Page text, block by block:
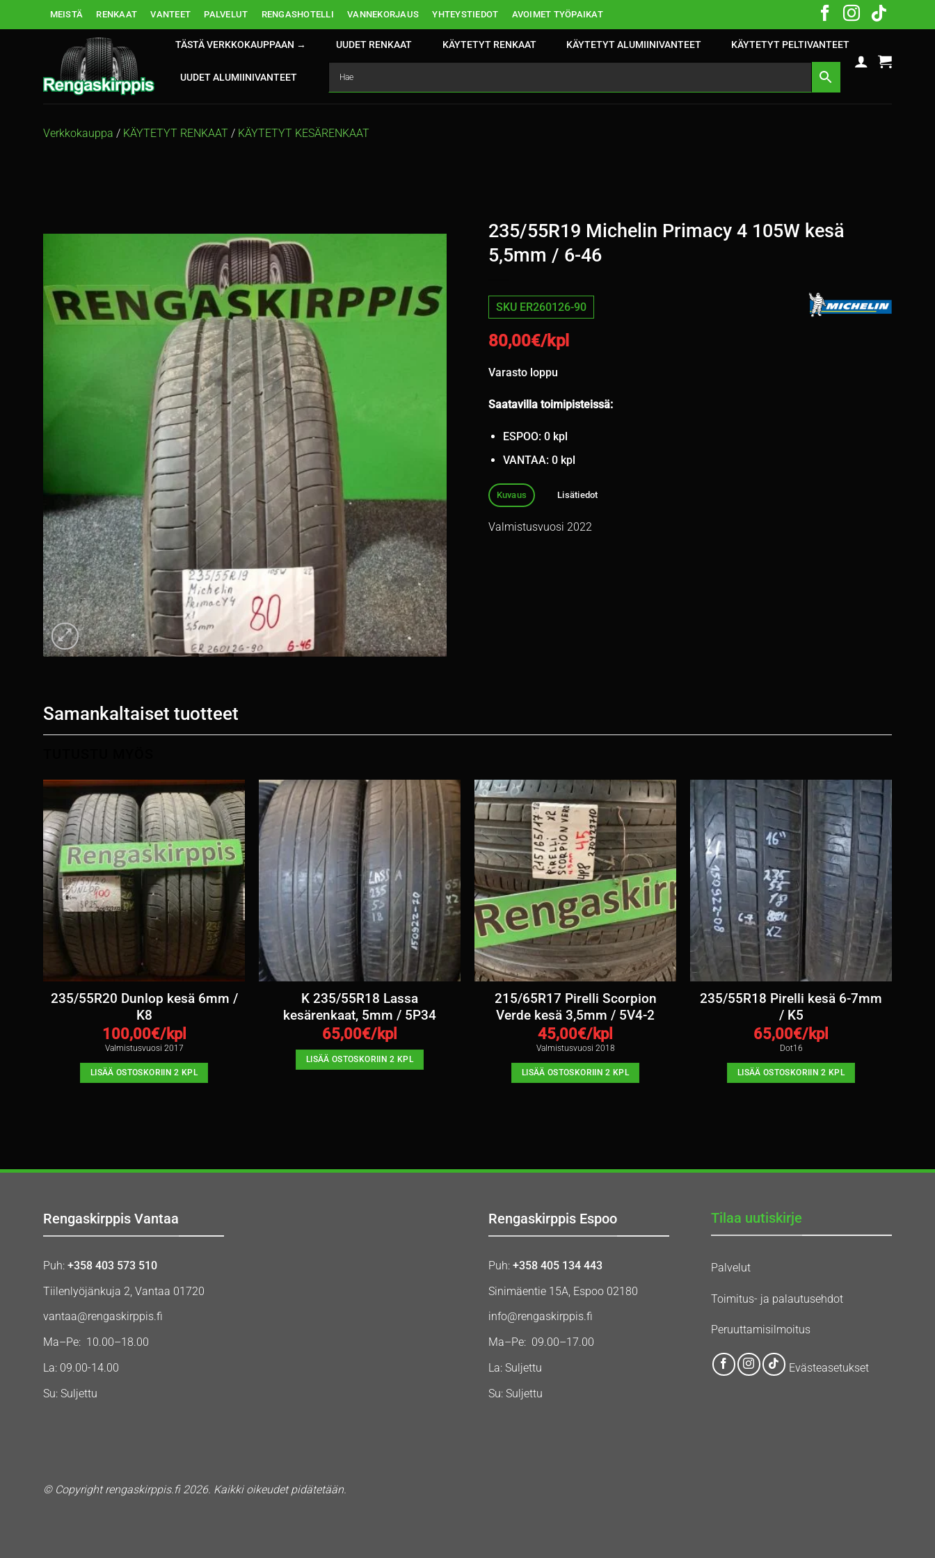
MEISTÄ RENKAAT VANTEET PALVELUT RENGASHOTELLI VANNEKORJAUS YHTEYSTIEDOT AVOIMET TYÖPAIKAT
TÄSTÄ VERKKOKAUPPAAN → UUDET RENKAAT KÄYTETYT RENKAAT KÄYTETYT ALUMIINIVANTEET KÄYTETYT PELTIVANTEET
UUDET ALUMIINIVANTEET
Verkkokauppa / KÄYTETYT RENKAAT / KÄYTETYT KESÄRENKAAT
235/55R19 Michelin Primacy 4 105W kesä
5,5mm / 6-46
SKU ER260126-90
80,00€/kpl
Varasto loppu
Saatavilla toimipisteissä:
ESPOO: 0 kpl
VANTAA: 0 kpl
Kuvaus Lisätiedot
Valmistusvuosi 2022
Samankaltaiset tuotteet
235/55R20 Dunlop kesä 6mm /
K8
100,00€/kpl
Valmistusvuosi 2017
LISÄÄ OSTOSKORIIN 2 KPL
K 235/55R18 Lassa
kesärenkaat, 5mm / 5P34
65,00€/kpl
LISÄÄ OSTOSKORIIN 2 KPL
215/65R17 Pirelli Scorpion
Verde kesä 3,5mm / 5V4-2
45,00€/kpl
Valmistusvuosi 2018
LISÄÄ OSTOSKORIIN 2 KPL
235/55R18 Pirelli kesä 6-7mm
/ K5
65,00€/kpl
Dot16
LISÄÄ OSTOSKORIIN 2 KPL
Rengaskirppis Vantaa
Puh: +358 403 573 510
Tiilenlyöjänkuja 2, Vantaa 01720
vantaa@rengaskirppis.fi
Ma–Pe: 10.00–18.00
La: 09.00-14.00
Su: Suljettu
Rengaskirppis Espoo
Puh: +358 405 134 443
Sinimäentie 15A, Espoo 02180
info@rengaskirppis.fi
Ma–Pe: 09.00–17.00
La: Suljettu
Su: Suljettu
Tilaa uutiskirje
Palvelut
Toimitus- ja palautusehdot
Peruuttamisilmoitus
Evästeasetukset
© Copyright rengaskirppis.fi 2026. Kaikki oikeudet pidätetään.